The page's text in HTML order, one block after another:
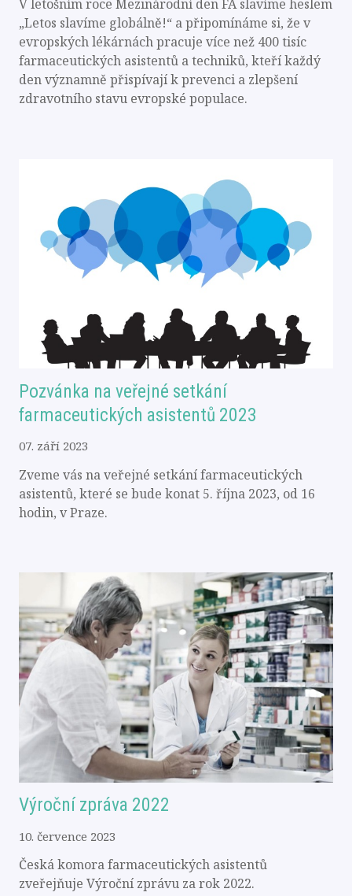
V letošním roce Mezinárodní den FA slavíme heslem
„Letos slavíme globálně!“ a připomínáme si, že v
evropských lékárnách pracuje více než 400 tisíc
farmaceutických asistentů a techniků, kteří každý
den významně přispívají k prevenci a zlepšení
zdravotního stavu evropské populace.
Pozvánka na veřejné setkání
farmaceutických asistentů 2023
07. září 2023
Zveme vás na veřejné setkání farmaceutických
asistentů, které se bude konat 5. října 2023, od 16
hodin, v Praze.
Výroční zpráva 2022
10. července 2023
Česká komora farmaceutických asistentů
zveřejňuje Výroční zprávu za rok 2022.